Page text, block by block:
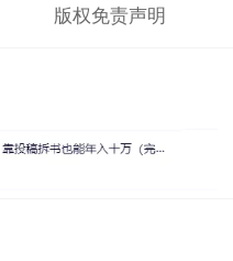
版权免责声明